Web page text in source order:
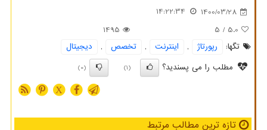
1400/03/28
14:22:34
5.0
/ 5
1495
تگها:
رپورتاژ , اینترنت , تخصص ,
دیجیتال
مطلب را می پسندید؟
(1)
(0)
X
تازه ترین مطالب مرتبط